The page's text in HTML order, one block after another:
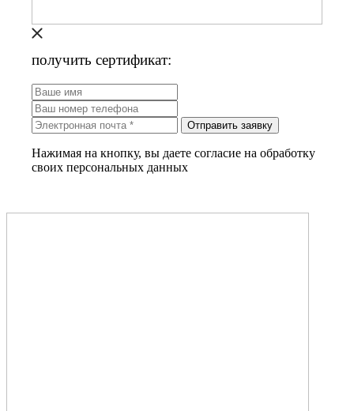
получить сертификат:
Отправить заявку
Нажимая на кнопку, вы даете согласие на обработку
своих персональных данных